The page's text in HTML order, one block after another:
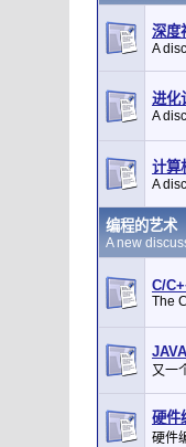
深度
A
进化
A
计算
A
编程的艺术
A new
C/
The
JAVA
又一
硬件
硬件